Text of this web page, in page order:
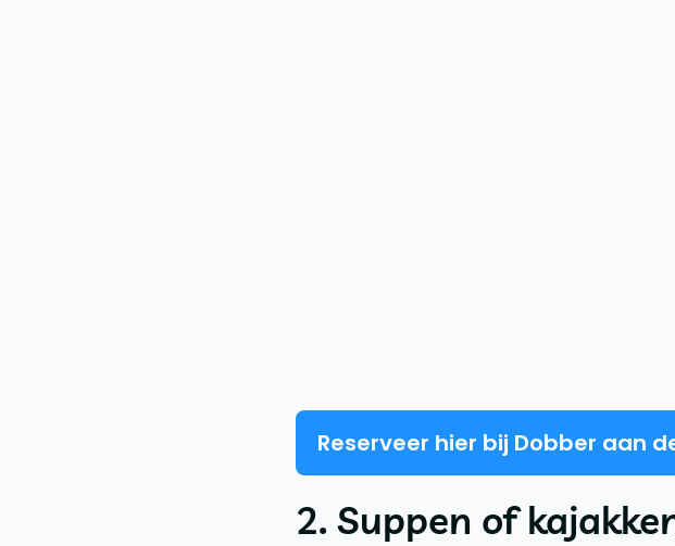
Reserveer hier bij Dobber aan
2. Suppen of